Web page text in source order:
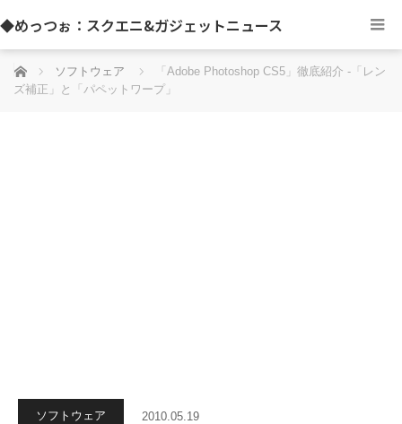
◆めっつぉ：スクエニ&ガジェットニュース
ホーム ソフトウェア
「Adobe Photoshop CS5」徹底紹介 -「レン
ズ補正」と「パペットワープ」
ソフトウェア 2010.05.19